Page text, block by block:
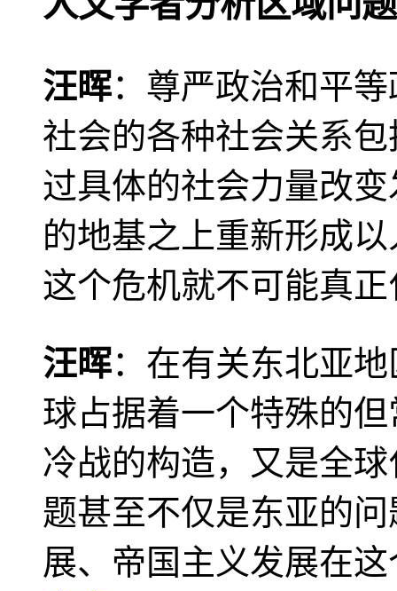
汪晖：尊严政治和平
社会的各种社会关系
过具体的社会力量改
的地基之上重新形成
这个危机就不可能真
汪晖：在有关东北亚
球占据着一个特殊的
冷战的构造，又是全
题甚至不仅是东亚的
展、帝国主义发展在